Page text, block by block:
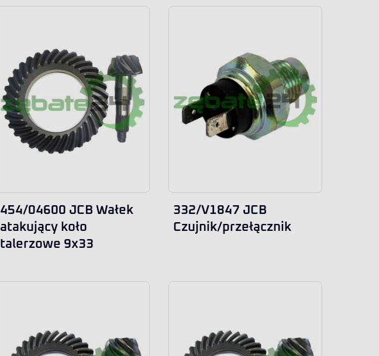
454/04600 JCB Wałek
atakujący koło
talerzowe 9x33
332/V1847 JCB
Czujnik/przełącznik